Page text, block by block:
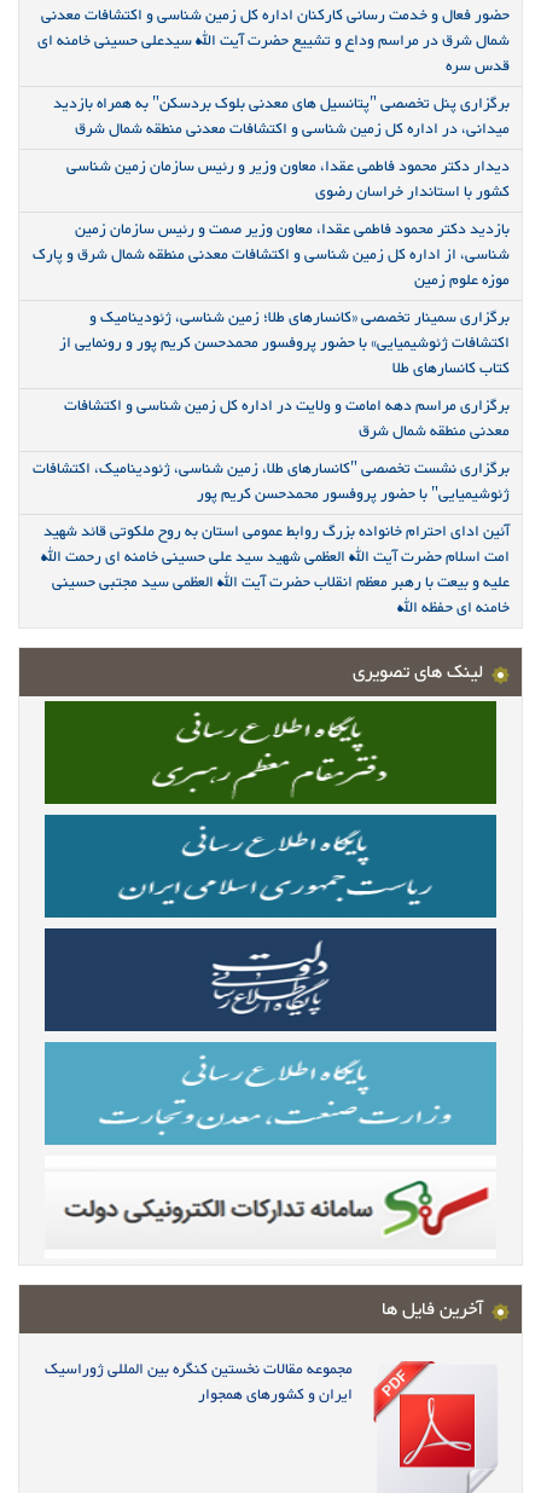
حضور فعال و خدمت رسانی کارکنان اداره کل زمین شناسی و اکتشافات معدنی
شمال شرق در مراسم وداع و تشییع حضرت آیت الله سیدعلی حسینی خامنه ای
قدس سره
برگزاری پنل تخصصی "پتانسیل های معدنی بلوک بردسکن" به همراه بازدید
میدانی، در اداره کل زمین شناسی و اکتشافات معدنی منطقه شمال شرق
دیدار دکتر محمود فاطمی عقدا، معاون وزیر و رئیس سازمان زمین شناسی
کشور با استاندار خراسان رضوی
بازدید دکتر محمود فاطمی عقدا، معاون وزیر صمت و رئیس سازمان زمین
شناسی، از اداره کل زمین شناسی و اکتشافات معدنی منطقه شمال شرق و پارک
موزه علوم زمین
برگزاری سمینار تخصصی «کانسارهای طلا؛ زمین شناسی، ژئودینامیک و
اکتشافات ژئوشیمیایی» با حضور پروفسور محمدحسن کریم پور و رونمایی از
کتاب کانسارهای طلا
برگزاری مراسم دهه امامت و ولایت در اداره کل زمین شناسی و اکتشافات
معدنی منطقه شمال شرق
برگزاری نشست تخصصی "کانسارهای طلا، زمین شناسی، ژئودینامیک، اکتشافات
ژئوشیمیایی" با حضور پروفسور محمدحسن کریم پور
آئین ادای احترام خانواده بزرگ روابط عمومی استان به روح ملکوتی قائد شهید
امت اسلام حضرت آیت الله العظمی شهید سید علی حسینی خامنه ای رحمت الله
علیه و بیعت با رهبر معظم انقلاب حضرت آیت الله العظمی سید مجتبی حسینی
خامنه ای حفظه الله
لینک های تصویری
آخرین فایل ها
مجموعه مقالات نخستین کنگره بین المللی ژوراسیک
ایران و کشورهای همجوار